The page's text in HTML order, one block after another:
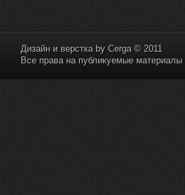
Дизайн и верстка by Cerga© 2011
Все права на публикуемые